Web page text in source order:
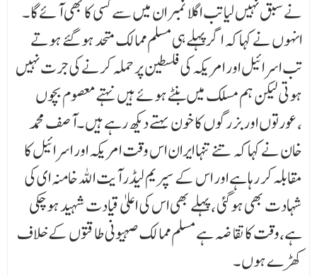
نے سبق نہیں لیا تب اگلا نمبر ان میں سے کسی کا بھی آئے گا ۔
انہوں نے کہا کہ اگرپہلے ہی مسلم ممالک متحد ہو گئے ہوتے
تب اسرائیل اور امریکہ کی فلسطین پر حملہ کرنے کی جرت نہیں
ہوتی لیکن ہم مسلک میں بنٹے ہوئے ہیں نہتے معصوم بچوں
،عورتوں اور بزرگوں کا خون بہتے دیکھ رہے ہیں ۔آصف محمد
خان نے کہا کہ تنے تنہا ایران اس وقت امریکہ اور اسرائیل کا
مقابلہ کر رہا ہے اور اس کے سپریم لیڈر آیت اللہ خامنہ ای کی
شہادت بھی ہوگئی ،پہلے بھی اس کی اعلیٰ قیادت شہید ہوچکی
ہے،وقت کا تقا ضہ ہے مسلم مما لک صہیونی طاقتوں کے خلاف
کھڑے ہوں ۔